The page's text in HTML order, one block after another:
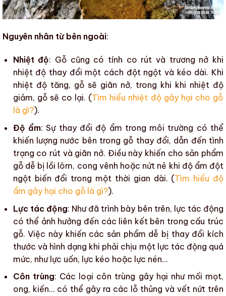
Nguyên nhân từ bên ngoài:
Nhiệt độ: Gỗ cũng có tính co rút và trương nở khi
nhiệt độ thay đổi một cách đột ngột và kéo dài. Khi
nhiệt độtăng, gỗ sẽ giãn nở, trong khi khi nhiệt độ
giảm, gỗ sẽ co lại. (Tìm hiểu nhiệt độ gây hại cho gỗ
là gì?).
Độ ẩm: Sự thay đổi độ ẩm trong môi trường có thể
khiến lượng nước bên trong gỗ thay đổi, dẫn đến tình
trạng co rút và giãn nở. Điều này khiến cho sản phẩm
gỗdễ bị lồi lõm, cong vênh hoặc nứt nẻ khi độ ẩm đột
ngột biến đổi trong một thời gian dài. (Tìm hiểu độ
ẩm gây hại cho gỗ là gì?).
Lực tác động: Như đã trình bày bên trên, lực tác động
có thể ảnh hưởng đến các liên kết bên trong cấu trúc
gỗ. Việc này khiến các sản phẩm dễ bị thay đổi kích
thước và hình dạng khi phải chịu một lực tác động quá
mức, như lực uốn, lực kéo hoặc lực nén…
Côn trùng: Các loại côn trùng gây hại như mối mọt,
ong, kiến… có thể gây ra các lỗ thủng và vết nứt trên